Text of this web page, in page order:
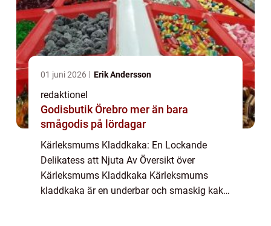
01 juni 2026 Erik Andersson
redaktionel
Godisbutik Örebro mer än bara
smågodis på lördagar
Kärleksmums Kladdkaka: En Lockande
Delikatess att Njuta Av Översikt över
Kärleksmums Kladdkaka Kärleksmums
kladdkaka är en underbar och smaskig kaka